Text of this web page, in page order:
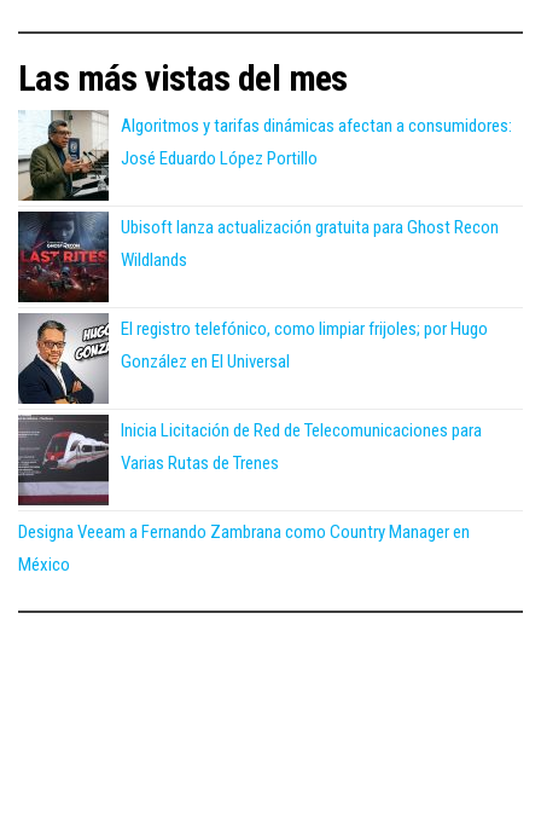
Las más vistas del mes
Algoritmos y tarifas dinámicas afectan a consumidores:
José Eduardo López Portillo
Ubisoft lanza actualización gratuita para Ghost Recon
Wildlands
El registro telefónico, como limpiar frijoles; por Hugo
González en El Universal
Inicia Licitación de Red de Telecomunicaciones para
Varias Rutas de Trenes
Designa Veeam a Fernando Zambrana como Country Manager en
México